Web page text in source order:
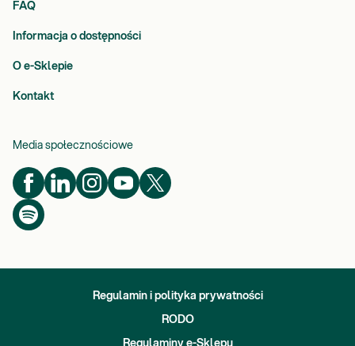
FAQ
Informacja o dostępności
O e-Sklepie
Kontakt
Media społecznościowe
Regulamin i polityka prywatności
RODO
Regulaminy e-Sklepu